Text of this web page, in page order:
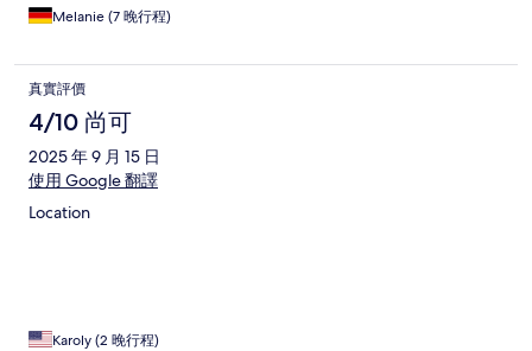
Melanie (7 晚行程)
真實評價
4/10 尚可
2025 年 9 月 15 日
使用 Google 翻譯
Location
Karoly (2 晚行程)